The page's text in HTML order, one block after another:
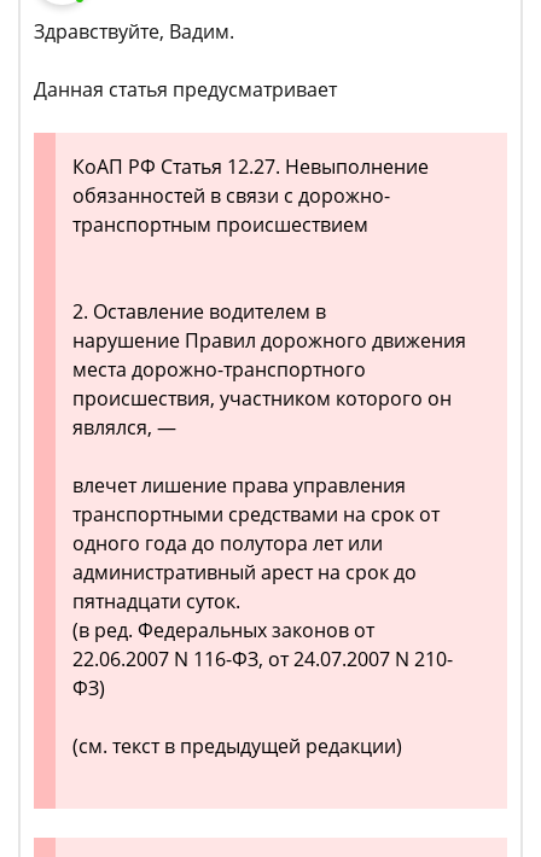
Здравствуйте, Вадим.
Данная статья предусматривает
КоАП РФ Статья 12.27. Невыполнение
обязанностей в связи с дорожно-
транспортным происшествием
2. Оставление водителем в
нарушение Правил дорожного движения
места дорожно-транспортного
происшествия, участником которого он
являлся, —
влечет лишение права управления
транспортными средствами на срок от
одного года до полутора лет или
административный арест на срок до
пятнадцати суток.
(в ред. Федеральных законов от
22.06.2007 N 116-ФЗ, от 24.07.2007 N 210-
ФЗ)
(см. текст в предыдущей редакции)